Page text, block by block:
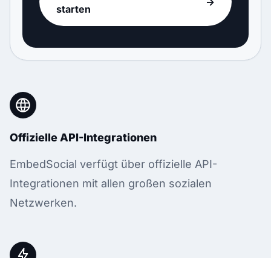
starten
Offizielle API-Integrationen
EmbedSocial verfügt über offizielle API-
Integrationen mit allen großen sozialen
Netzwerken.